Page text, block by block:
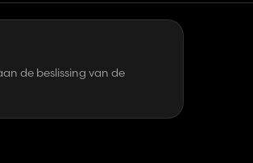
de beslissing van de